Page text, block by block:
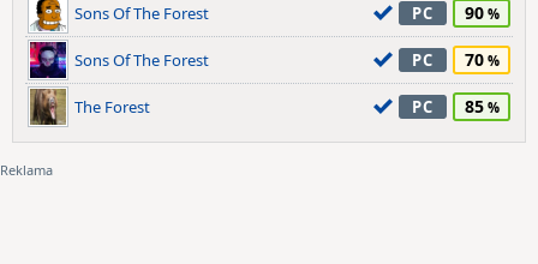
Sons Of The Forest PC 90
Sons Of The Forest PC 70
The Forest PC 85